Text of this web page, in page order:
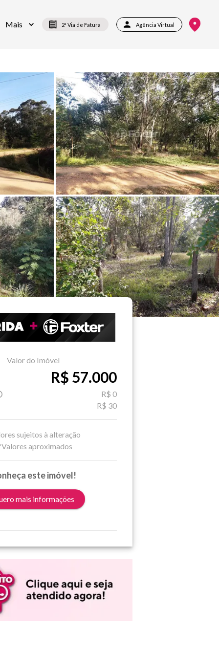
Mais 2ª Via de Fatura Agência Virtual
Valor do Imóvel
R$ 57.000
R$ 0
R$ 30
sujeitos à alteração
aproximados
este imóvel!
mais informações